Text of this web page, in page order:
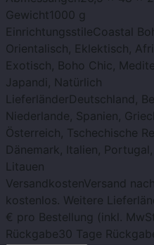
Gewicht 1000 g
EinrichtungsstileCoastal
Orientalisch, Eklektisch,
Exotisch, Boho Chic,
Japandi, Natürlich
Lieferländer Deutschland,
Niederlande, Spanien,
Österreich, Tschechische
Dänemark, Italien,
Litauen
VersandkostenVersand
kostenlos. Weitere
€ pro Bestellung (inkl.
Rückgabe30 Tage